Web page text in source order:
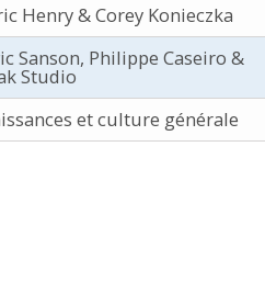
Henry & Corey Konieczka
Sanson, Philippe Caseiro &
Studio
et culture générale